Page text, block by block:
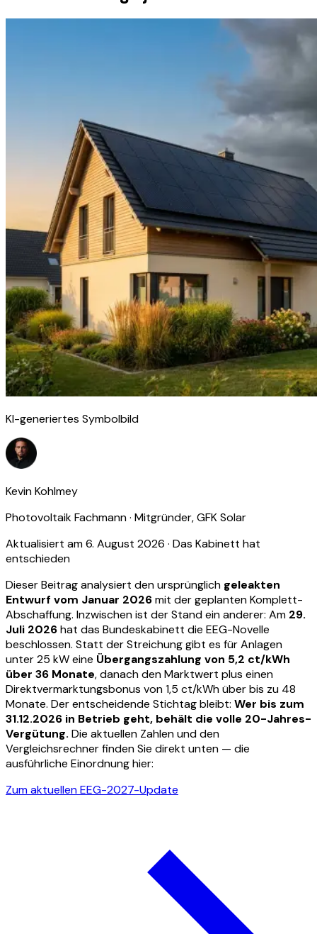
KI-generiertes Symbolbild
Kevin Kohlmey
Photovoltaik Fachmann · Mitgründer, GFK Solar
Aktualisiert am 6. August 2026 · Das Kabinett hat
entschieden
Dieser Beitrag analysiert den ursprünglich geleakten
Entwurf vom Januar 2026mit der geplanten Komplett-
Abschaffung. Inzwischen ist der Stand ein anderer: Am 29.
Juli 2026hat das Bundeskabinett die EEG-Novelle
beschlossen. Statt der Streichung gibt es für Anlagen
unter 25 kW eine Übergangszahlung von 5,2 ct/kWh
über 36 Monate, danach den Marktwert plus einen
Direktvermarktungsbonus von 1,5 ct/kWh über bis zu 48
Monate. Der entscheidende Stichtag bleibt: Wer bis zum
31.12.2026 in Betrieb geht, behält die volle 20-Jahres-
Vergütung. Die aktuellen Zahlen und den
Vergleichsrechner finden Sie direkt unten — die
ausführliche Einordnung hier:
Zum aktuellen EEG-2027-Update